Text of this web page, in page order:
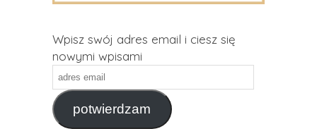
Wpisz swój adres email i ciesz się
nowymi wpisami
adres
email
potwierdzam